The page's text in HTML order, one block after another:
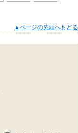
▲ページの先頭へもどる